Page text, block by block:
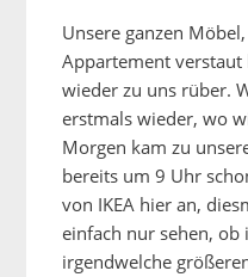
Unsere ganzen
Appartement
wieder zu uns rüber.
erstmals wieder, wo
Morgen kam zu
bereits um 9 Uhr
von IKEA hier an,
einfach nur sehen, ob
irgendwelche